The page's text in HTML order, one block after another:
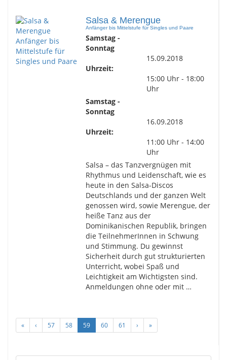
Salsa & Merengue
Anfänger bis Mittelstufe für Singles und Paare
Samstag -
Sonntag
15.09.2018
Uhrzeit:
15:00 Uhr - 18:00
Uhr
Samstag -
Sonntag
16.09.2018
Uhrzeit:
11:00 Uhr - 14:00
Uhr
Salsa – das Tanzvergnügen mit
Rhythmus und Leidenschaft, wie es
heute in den Salsa-Discos
Deutschlands und der ganzen Welt
genossen wird, sowie Merengue, der
heiße Tanz aus der
Dominikanischen Republik, bringen
die TeilnehmerInnen in Schwung
und Stimmung. Du gewinnst
Sicherheit durch gut strukturierten
Unterricht, wobei Spaß und
Leichtigkeit am Wichtigsten sind.
Anmeldungen ohne oder mit …
« ‹ 57 58 59 60 61 › »